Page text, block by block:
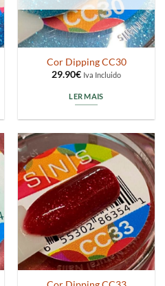
Cor Dipping CC30
29.90€ Iva Incluido
LER MAIS